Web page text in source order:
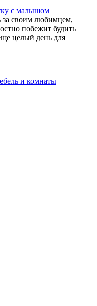
с малышом
за своим любимцем,
побежит будить
целый день для
и комнаты